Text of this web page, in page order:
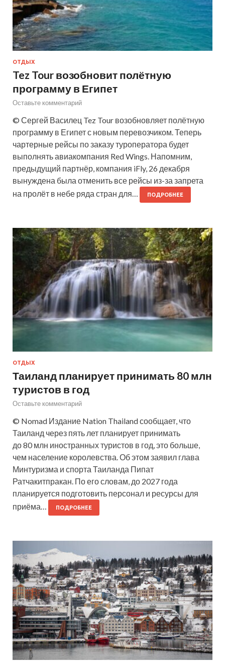
ОТДЫХ
Tez Tour возобновит полётную
программу в Египет
Оставьте комментарий
© Сергей Василец Tez Tour возобновляет полётную
программу в Египет с новым перевозчиком. Теперь
чартерные рейсы по заказу туроператора будет
выполнять авиакомпания Red Wings. Напомним,
предыдущий партнёр, компания iFly, 26 декабря
вынуждена была отменить все рейсы из-за запрета
на пролёт в небе ряда стран для…
ПОДРОБНЕЕ
ОТДЫХ
Таиланд планирует принимать 80 млн
туристов в год
Оставьте комментарий
© Nomad Издание Nation Thailand сообщает, что
Таиланд через пять лет планирует принимать
до 80 млн иностранных туристов в год, это больше,
чем население королевства. Об этом заявил глава
Минтуризма и спорта Таиланда Пипат
Ратчакитпракан. По его словам, до 2027 года
планируется подготовить персонал и ресурсы для
приёма…
ПОДРОБНЕЕ